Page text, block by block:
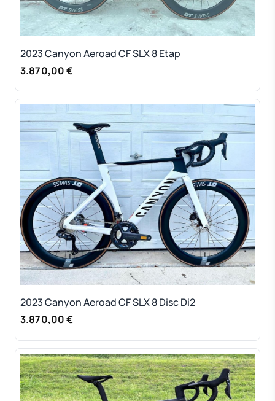
2023 Canyon Aeroad CF SLX 8 Etap
3.870,00 €
2023 Canyon Aeroad CF SLX 8 Disc Di2
3.870,00 €